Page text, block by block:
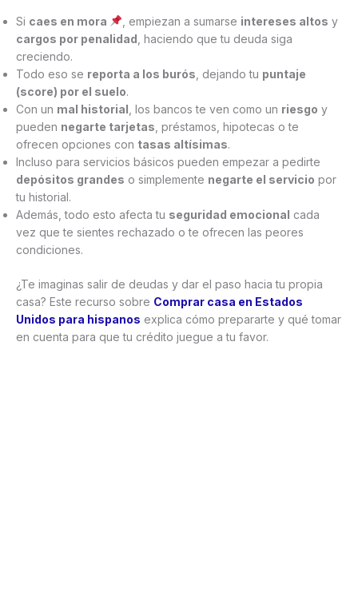
Si caes en mora , empiezan a sumarse intereses altos y
cargos por penalidad , haciendo que tu deuda siga
creciendo.
Todo eso se reporta a los burós , dejando tu puntaje
(score) por el suelo.
Con un mal historial , los bancos te ven como un riesgo y
pueden negarte tarjetas , préstamos, hipotecas o te
ofrecen opciones con tasas altísimas.
Incluso para servicios básicos pueden empezar a pedirte
depósitos grandes o simplemente negarte el servicio por
tu historial.
Además, todo esto afecta tu seguridad emocional cada
vez que te sientes rechazado o te ofrecen las peores
condiciones.
¿Te imaginas salir de deudas y dar el paso hacia tu propia
casa? Este recurso sobre Comprar casa en Estados
Unidos para hispanos explica cómo prepararte y qué tomar
en cuenta para que tu crédito juegue a tu favor.